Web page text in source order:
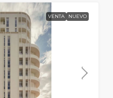
VENTA NUEVO